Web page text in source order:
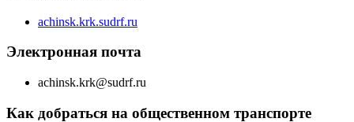
achinsk.krk.sudrf.ru
Электронная почта
achinsk.krk@sudrf.ru
Как добраться на общественном транспорте